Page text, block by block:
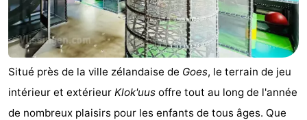
Stationnement
Adresses
Médicales
Région
Hollande-
Méridionale
-
Situé près de la ville zélandaise de Goes, le terrain de jeu
intérieur et extérieur Klok'uus offre tout au long de l'année
de nombreux plaisirs pour les enfants de tous âges. Que